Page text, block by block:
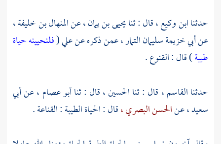
حدثناابن وكيع ،قال : ثنايحيى بن يمان ،عنالمنهال بن خليفة ،
عنأبي خزيمة سليمان التمار ،عمن ذكره عن علي (فلنحيينه حياة
طيبة) قال : القنوع .
حدثناالقاسم ، قال : ثناالحسين ،قال : ثناأبو عصام ،عنأبي
سعيد ،عنالحسن البصري ،قال : الحياة الطيبة : القناعة .